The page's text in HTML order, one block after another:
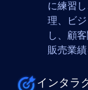
に練習
理、ビ
し、顧
販売業
インタラ